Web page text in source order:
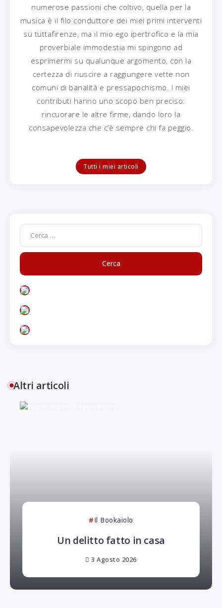
numerose passioni che coltivo, quella per la
musica è il filo conduttore dei miei primi interventi
su tuttafirenze, ma il mio ego ipertrofico e la mia
proverbiale immodestia mi spingono ad
esprimermi su qualunque argomento, con la
certezza di riuscire a raggiungere vette non
comuni di banalità e pressapochismo. I miei
contributi hanno uno scopo ben preciso:
rincuorare le altre firme, dando loro la
consapevolezza che c’è sempre chi fa peggio.
Tutti i miei articoli
Altri articoli
Il Bookaiolo
Un delitto fatto in casa
3 Agosto 2026